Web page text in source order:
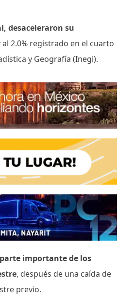
desaceleraron su
al 2.0% registrado en el cuarto
y Geografía (Inegi).
importante de los
, después de una caída de
previo.